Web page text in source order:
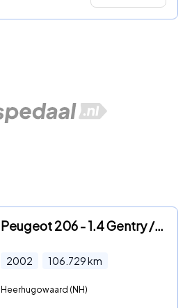
Peugeot 206 - 1.4 Gentry //Autom. // Werkende Airco
2002 106.729km
Heerhugowaard (NH)